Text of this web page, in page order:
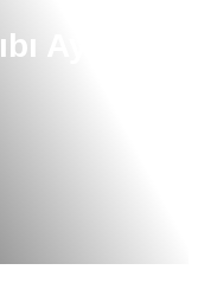
Ayak